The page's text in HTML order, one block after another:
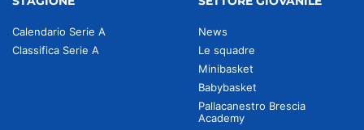
Calendario Serie A
Classifica Serie A
News
Le squadre
Minibasket
Babybasket
Pallacanestro Brescia
Academy